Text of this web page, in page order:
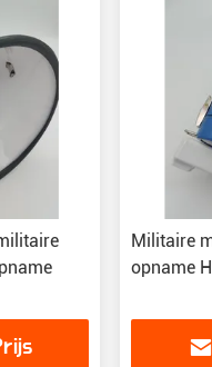
Militaire
opname